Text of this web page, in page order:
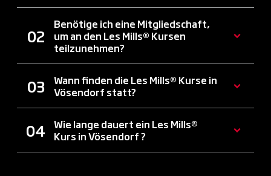
Benötige ich eine Mitgliedschaft,
um an den Les Mills® Kursen
teilzunehmen?
Wann finden die Les Mills® Kurse in
Vösendorf statt?
Wie lange dauert ein Les Mills®
Kurs in Vösendorf ?